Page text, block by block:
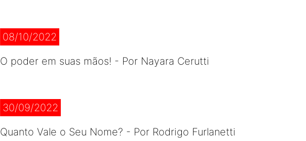
08/10/2022
O poder em suas mãos! - Por Nayara Cerutti
30/09/2022
Quanto Vale o Seu Nome? - Por Rodrigo Furlanetti